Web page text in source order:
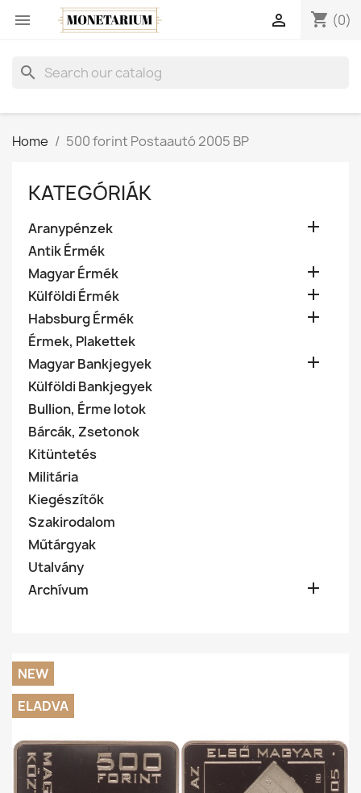
 shopping_cart (0)

search
Home 500 forint Postaautó 2005 BP
KATEGÓRIÁK
Aranypénzek 
Antik Érmék
Magyar Érmék

Külföldi Érmék 
Habsburg Érmék 
Érmek, Plakettek
Magyar Bankjegyek

Külföldi Bankjegyek
Bullion, Érme lotok
Bárcák, Zsetonok
Kitüntetés
Militária
Kiegészítők
Szakirodalom
Műtárgyak
Utalvány
Archívum

NEW
ELADVA